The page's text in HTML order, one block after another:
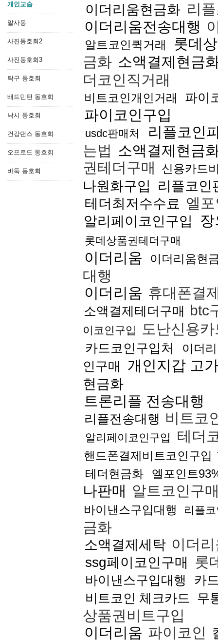
개인교습
알사동
사진동호회2
사진동호회3
탁구 동호회
배드민턴 동호회
낚시 동호회
건강댄스 동호회
오프로드 동호회
바둑 동호회
이더리움현금화 리
이더리움전송대행
알트코인퀵거래
롯데
금화 소액결제현금
더코인직거래
비트코인개인거래 파이
파이코인구입
usdc판매처
리플코인
는법 소액결제현금
권테더구매
신용카드
나원화구입
리플코인
테더최저수수료 엘
알리페이코인구입
롯데상품권테더구매
이더리움 이더리움현
대행
이더리움 휴대폰결
소액결제테더구매 btc
이코인구입 도난신용
카드코인구입처 이더
인구매 개인지갑 고
현금화
트론리플 전송대행
리플전송대행 비트코
알리페이코인구입 테더
핸드폰결제비트코인구입
테더현금화 엘포인트
나판매 알트코인구
바이낸스구입대행 리플
금화
소액결제세탁 이더
ssg페이코인구매 롯
바이낸스구입대행
카
비트코인 체크카드
무
상품권비트구입
이더리움 파이코인